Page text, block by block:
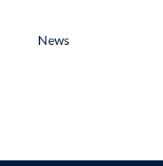
News